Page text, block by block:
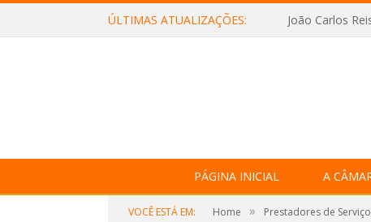
ÚLTIMAS ATUALIZAÇÕES: João Carlos
PÁGINA INICIAL A
VOCÊ ESTÁ EM: Home » Prestadores de